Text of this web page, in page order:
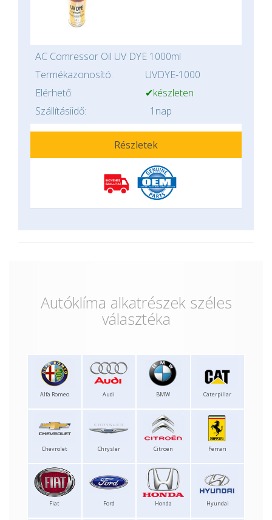
AC Comressor Oil UV DYE 1000ml
Termékazonosító:
UVDYE-1000
Elérhető:
✔készleten
Szállításiidő:
1nap
Részletek
Autóklíma alkatrészek széles
választéka
Alfa Romeo Audi BMW Caterpillar
Chevrolet Chrysler Citroen Ferrari
Fiat Ford Honda Hyundai